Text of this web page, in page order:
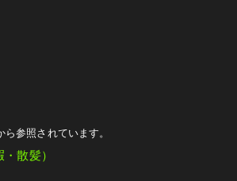
参照されています。
散髪）